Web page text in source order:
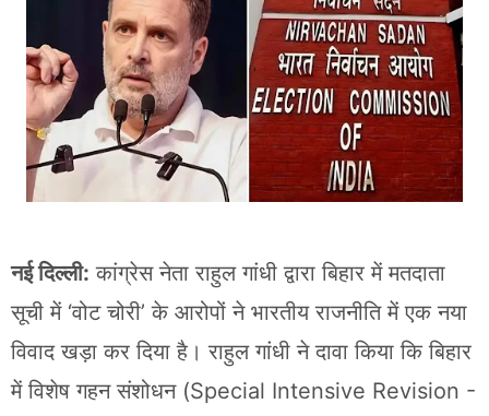
नई दिल्ली: कांग्रेस नेता राहुल गांधी द्वारा बिहार में मतदाता
सूची में ‘वोट चोरी’ के आरोपों ने भारतीय राजनीति में एक नया
विवाद खड़ा कर दिया है। राहुल गांधी ने दावा किया कि बिहार
में विशेष गहन संशोधन (Special Intensive Revision -